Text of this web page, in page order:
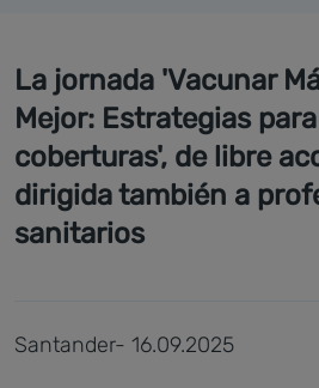
La jornada 'Vacunar
Mejor: Estrategias
coberturas', de libre
dirigida también a
sanitarios
Santander- 16.09.2025